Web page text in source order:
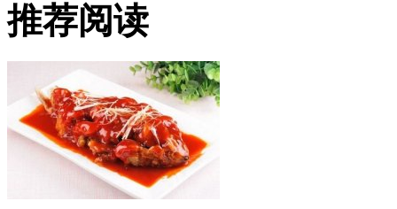
推荐阅读